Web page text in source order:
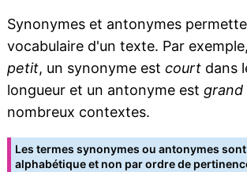
Synonymes et antonymes
vocabulaire d'un texte. Par
petit, un synonyme est courtdans
longueur et un antonyme est grand
nombreux contextes.
Les termes synonymes ou antonymes
alphabétique et non par ordre de